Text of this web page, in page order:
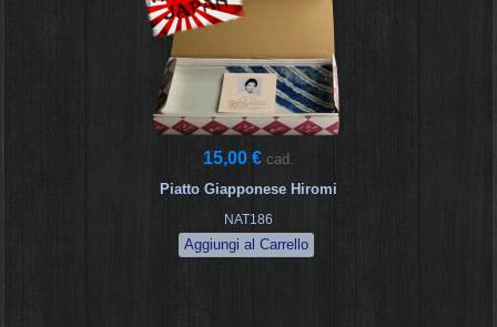
15,00 € cad.
Piatto Giapponese Hiromi
NAT186